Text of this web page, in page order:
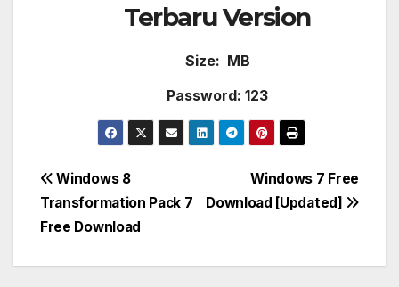
TerbaruVersion
Size: MB
Password: 123
Post
navigation
Windows 7 Free
Download [Updated]
Windows 8
Transformation Pack 7
Free Download